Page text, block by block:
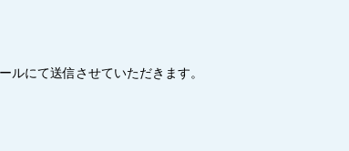
にて送信させていただきます。